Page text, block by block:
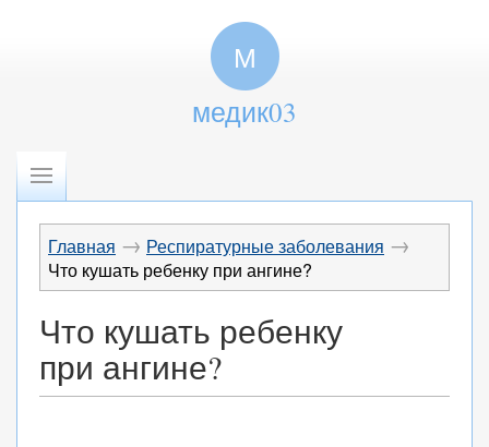
М
медик03
Главная → Респиратурные заболевания →
Что кушать ребенку при ангине?
Что кушать ребенку
при ангине?